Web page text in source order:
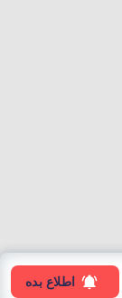
اطلاع بده